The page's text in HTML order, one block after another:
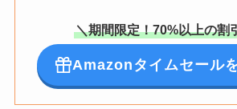
＼期間限定！70%以上の割
Amazonタイムセール